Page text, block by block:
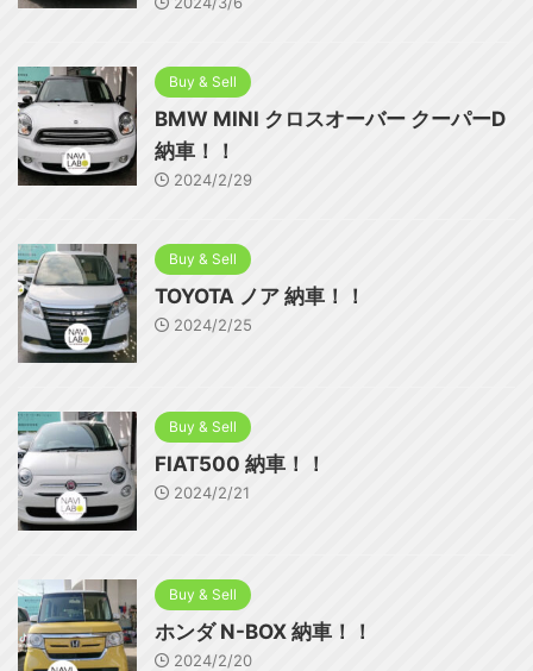
Buy & Sell
BMW MINI クロスオーバー クーパーD
納車！！
2024/2/29
Buy & Sell
TOYOTA ノア 納車！！
2024/2/25
Buy & Sell
FIAT500 納車！！
2024/2/21
Buy & Sell
ホンダ N-BOX 納車！！
2024/2/20